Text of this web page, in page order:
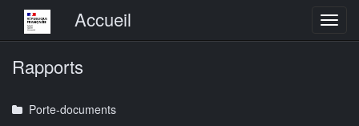
Menu principalAccueil
Rapports
Porte-documents